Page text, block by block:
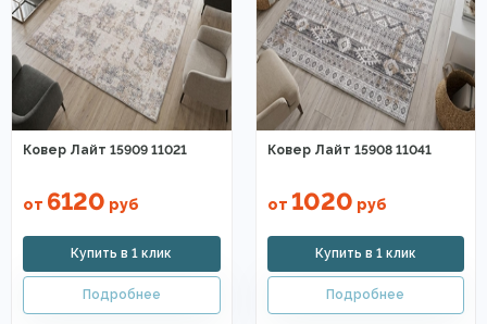
Ковер Лайт 15909 11021
от 6120 руб
Ковер Лайт 15908 11041
от 1020 руб